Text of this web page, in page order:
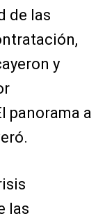
de las
y
panorama a
las